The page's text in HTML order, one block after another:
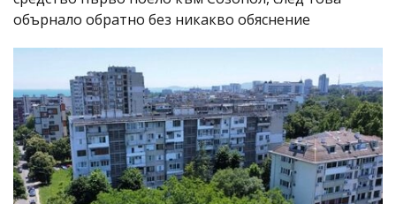
обърнало обратно без никакво обяснение